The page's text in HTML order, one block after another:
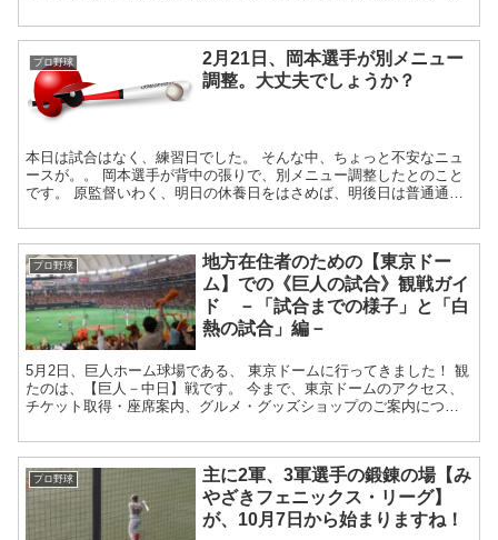
プロ野球
2月21日、岡本選手が別メニュー
調整。大丈夫でしょうか？
本日は試合はなく、練習日でした。 そんな中、ちょっと不安なニュ
ースが。。 岡本選手が背中の張りで、別メニュー調整したとのこと
です。 原監督いわく、明日の休養日をはさめば、明後日は普通通り
プロ野球
地方在住者のための【東京ドー
ム】での《巨人の試合》観戦ガイ
ド －「試合までの様子」と「白
熱の試合」編－
5月2日、巨人ホーム球場である、 東京ドームに行ってきました！ 観
たのは、【巨人－中日】戦です。 今まで、東京ドームのアクセス、
チケット取得・座席案内、グルメ・グッズショップのご案内につい
プロ野球
主に2軍、3軍選手の鍛錬の場【み
やざきフェニックス・リーグ】
が、10月7日から始まりますね！